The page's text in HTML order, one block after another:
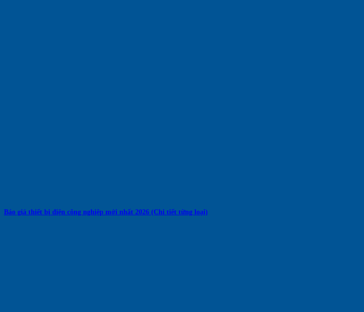
Báo giá thiết bị điện công nghiệp mới nhất 2026 (Chi tiết từng loại)